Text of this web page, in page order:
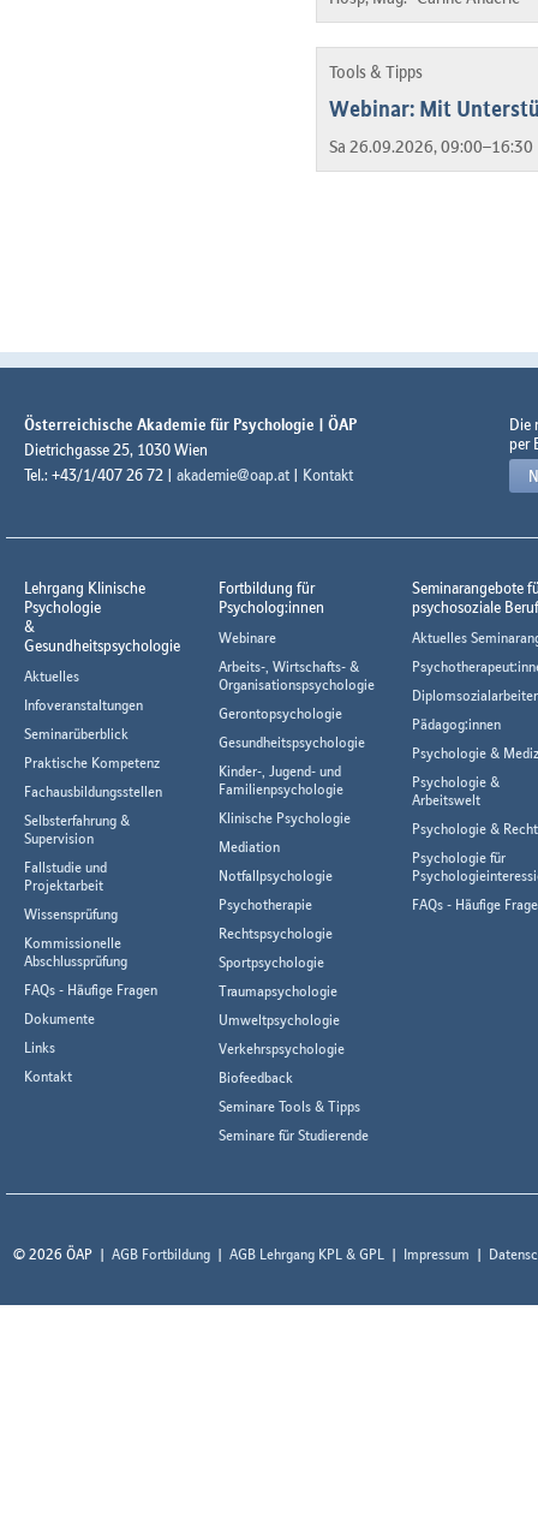
Tools & Tipps
Webinar: Mit
Sa 26.09.2026,
Österreichische Akademie für Psychologie | ÖAP
Dietrichgasse 25, 1030 Wien
Tel.: +43/1/407 26 72 | akademie@oap.at | Kontakt
Die
per
Lehrgang Klinische
Psychologie
&
Gesundheitspsychologie
Aktuelles
Infoveranstaltungen
Seminarüberblick
Praktische Kompetenz
Fachausbildungsstellen
Selbsterfahrung &
Supervision
Fallstudie und
Projektarbeit
Wissensprüfung
Kommissionelle
Abschlussprüfung
FAQs - Häufige Fragen
Dokumente
Links
Kontakt
Fortbildung für
Psycholog:innen
Webinare
Arbeits-, Wirtschafts- &
Organisationspsychologie
Gerontopsychologie
Gesundheitspsychologie
Kinder-, Jugend- und
Familienpsychologie
Klinische Psychologie
Mediation
Notfallpsychologie
Psychotherapie
Rechtspsychologie
Sportpsychologie
Traumapsychologie
Umweltpsychologie
Verkehrspsychologie
Biofeedback
Seminare Tools & Tipps
Seminare für Studierende
Seminarangebote
psychosoziale
Aktuelles
Pädagog:innen
Psychologie &
Psychologie &
Arbeitswelt
Psychologie & Recht
Psychologie für
FAQs - Häufige
© 2026 ÖAP AGB Fortbildung AGB Lehrgang KPL & GPL Impressum